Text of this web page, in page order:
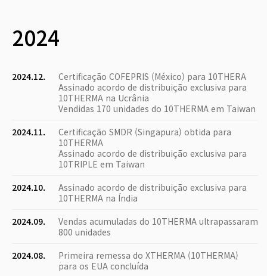
2024
2024.12.
Certificação COFEPRIS (México) para 10THERA
Assinado acordo de distribuição exclusiva para
10THERMA na Ucrânia
Vendidas 170 unidades do 10THERMA em Taiwan
2024.11.
Certificação SMDR (Singapura) obtida para
10THERMA
Assinado acordo de distribuição exclusiva para
10TRIPLE em Taiwan
2024.10.
Assinado acordo de distribuição exclusiva para
10THERMA na Índia
2024.09.
Vendas acumuladas do 10THERMA ultrapassaram
800 unidades
2024.08.
Primeira remessa do XTHERMA (10THERMA)
para os EUA concluída